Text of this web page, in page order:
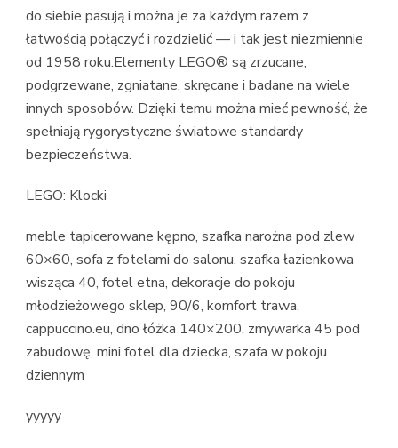
do siebie pasują i można je za każdym razem z
łatwością połączyć i rozdzielić — i tak jest niezmiennie
od 1958 roku.Elementy LEGO® są zrzucane,
podgrzewane, zgniatane, skręcane i badane na wiele
innych sposobów. Dzięki temu można mieć pewność, że
spełniają rygorystyczne światowe standardy
bezpieczeństwa.
LEGO: Klocki
meble tapicerowane kępno, szafka narożna pod zlew
60×60, sofa z fotelami do salonu, szafka łazienkowa
wisząca 40, fotel etna, dekoracje do pokoju
młodzieżowego sklep, 90/6, komfort trawa,
cappuccino.eu, dno łóżka 140×200, zmywarka 45 pod
zabudowę, mini fotel dla dziecka, szafa w pokoju
dziennym
yyyyy